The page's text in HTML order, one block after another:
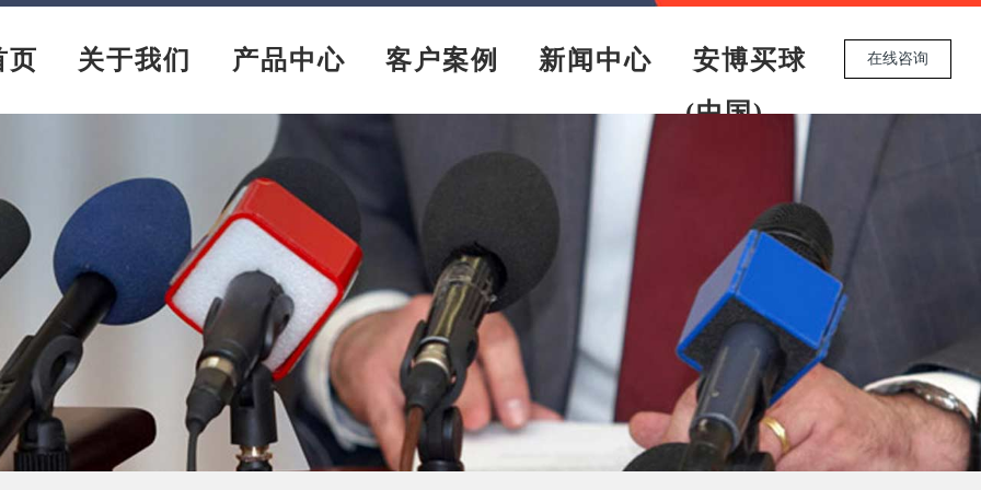
页 关于我们 产品中心 客户案例 新闻中心
安博买球
(中国)
在线咨询